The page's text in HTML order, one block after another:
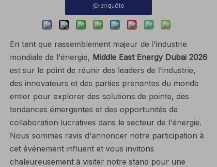
enquête
En tant que rassemblement majeur de l'industrie
mondiale de l'énergie, Middle East Energy Dubai 2026
est sur le point de réunir des leaders de l'industrie,
des innovateurs et des parties prenantes du monde
entier pour explorer des solutions de pointe, des
tendances émergentes et des opportunités de
collaboration lucratives dans le secteur de l'énergie.
Nous sommes ravis d'annoncer notre participation à
cet événement influent et vous invitons
chaleureusement à visiter notre stand pour une